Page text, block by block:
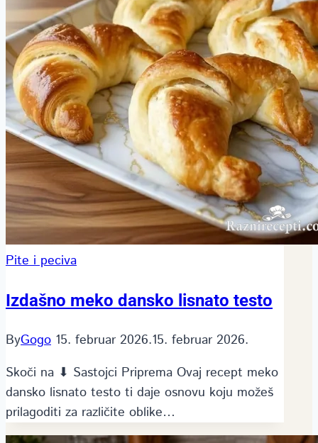
Pite i peciva
Izdašno meko dansko lisnato testo
ByGogo 15. februar 2026.15. februar 2026.
Skoči na ⬇ Sastojci Priprema Ovaj recept meko
dansko lisnato testo ti daje osnovu koju možeš
prilagoditi za različite oblike…